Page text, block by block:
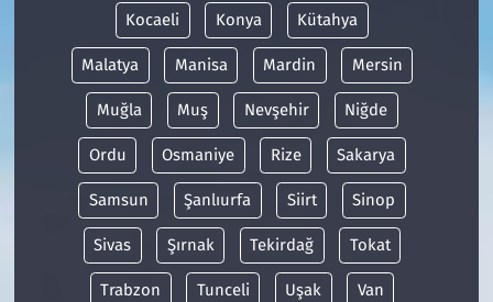
Kocaeli Konya Kütahya
Malatya Manisa Mardin Mersin
Muğla Muş Nevşehir Niğde
Ordu Osmaniye Rize Sakarya
Samsun Şanlıurfa Siirt Sinop
Sivas Şırnak Tekirdağ Tokat
Trabzon Tunceli Uşak Van